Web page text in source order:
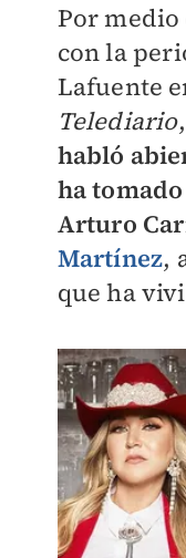
Por
con la
Lafuente
Telediario,
habló
ha
Arturo
Martínez,
que ha